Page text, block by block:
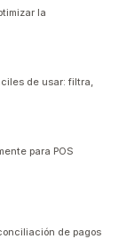
la
de usar: filtra,
para POS
de pagos